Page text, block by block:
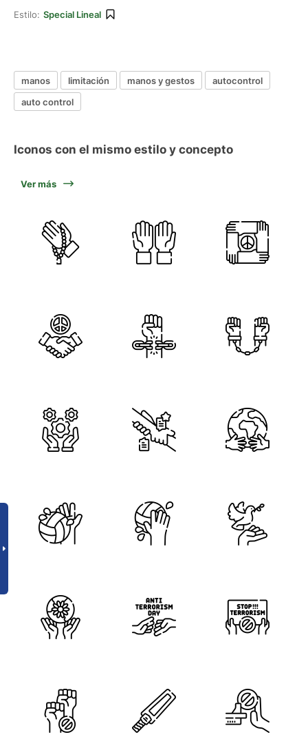
Estilo: Special Lineal
manos limitación manos y gestos
autocontrol
auto control
Iconos con el mismo estilo y concepto
Ver más